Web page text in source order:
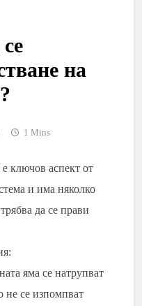
на
1 Mins
ключов аспект от
и има няколко
да се прави
яма се натрупват
не се изпомпват